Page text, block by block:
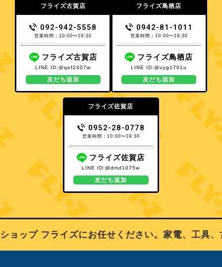
フライズ古賀店
092-942-5558
営業時間：10:00〜19:30
フライズ古賀店
LINE ID:@qef2407w
友だち追加
フライズ鳥栖店
0942-81-1011
営業時間：10:00〜19:30
フライズ鳥栖店
LINE ID:@uyg1701u
友だち追加
フライズ佐賀店
0952-28-0778
営業時間：10:00〜19:30
フライズ佐賀店
LINE ID:@dmd1075w
友だち追加
ップ フライズにお任せください。家電、工具、